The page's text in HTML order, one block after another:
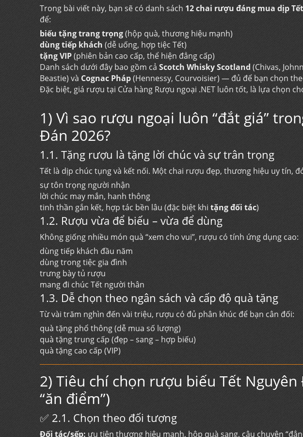
Trong bài viết này, bạn sẽ có danh sách 12 chai rượu đáng mua dịp
để:
biếu tặng trang trọng(hộp quà, thương hiệu mạnh)
dùng tiếp khách (dễ uống, hợp tiệc Tết)
tặng VIP(phiên bản cao cấp, thể hiện đẳng cấp)
Danh sách dưới đây bao gồm cả Scotch Whisky Scotland (Chivas,
Beastie) và Cognac Pháp(Hennessy, Courvoisier) — đủ để bạn chọn
Đặc biệt, giá rượu tại Cửa hàng Rượu ngoại .NET luôn tốt, là lựa chọn
1) Vì sao rượu ngoại luôn “đắt giá”
Đán 2026?
1.1. Tặng rượu là tặng lời chúc và sự trân trọng
Tết là dịp chúc tụng và kết nối. Một chai rượu đẹp, thương hiệu uy tín,
sự tôn trọng người nhận
lời chúc may mắn, hanh thông
tinh thần gắn kết, hợp tác bền lâu (đặc biệt khi tặng đối tác)
1.2. Rượu vừa để biếu – vừa để dùng
Không giống nhiều món quà “xem cho vui”, rượu có tính ứng dụng cao:
dùng tiếp khách đầu năm
dùng trong tiệc gia đình
trưng bày tủ rượu
mang đi chúc Tết người thân
1.3. Dễ chọn theo ngân sách và cấp độ quà tặng
Từ vài trăm nghìn đến vài triệu, rượu có đủ phân khúc để bạn cân đối:
quà tặng phổ thông (dễ mua số lượng)
quà tặng trung cấp (đẹp – sang – hợp biếu)
quà tặng cao cấp (VIP)
2) Tiêu chí chọn rượu biếu Tết
“ăn điểm”)
✅ 2.1. Chọn theo đối tượng
Đối tác/sếp: ưu tiên thương hiệu mạnh, hộp quà sang, câu chuyện